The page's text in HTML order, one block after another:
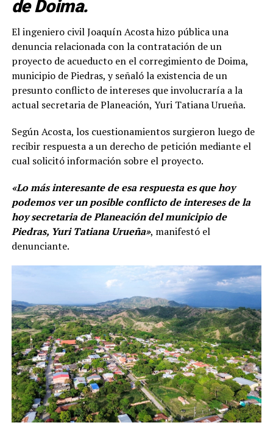
de Doima.
El ingeniero civil Joaquín Acosta hizo pública una
denuncia relacionada con la contratación de un
proyecto de acueducto en el corregimiento de Doima,
municipio de Piedras, y señaló la existencia de un
presunto conflicto de intereses que involucraría a la
actual secretaria de Planeación, Yuri Tatiana Urueña.
Según Acosta, los cuestionamientos surgieron luego de
recibir respuesta a un derecho de petición mediante el
cual solicitó información sobre el proyecto.
«Lo más interesante de esa respuesta es que hoy
podemos ver un posible conflicto de intereses de la
hoy secretaria de Planeación del municipio de
Piedras, Yuri Tatiana Urueña», manifestó el
denunciante.